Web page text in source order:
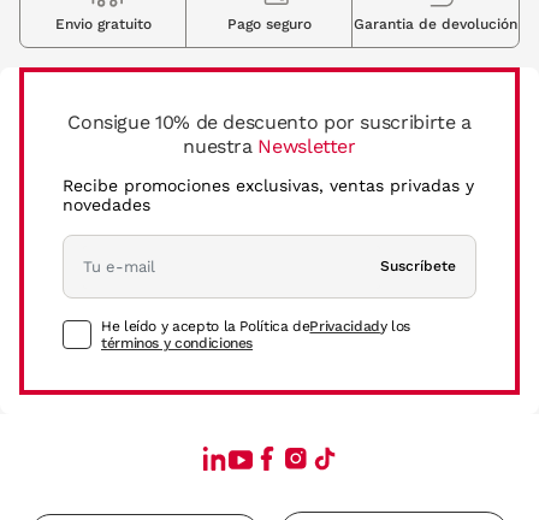
Consigue 10% de descuento por suscribirte a
nuestra Newsletter
Recibe promociones exclusivas, ventas privadas y
novedades
Suscríbete
He leído y acepto la Política dePrivacidady los
términos y condiciones
Envio gratuito Pago seguro Garantia de devolución